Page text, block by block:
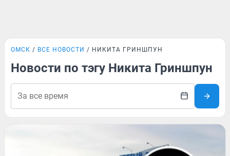
ОМСК ВСЕ НОВОСТИ НИКИТА ГРИНШПУН
Новости по тэгу Никита Гриншпун